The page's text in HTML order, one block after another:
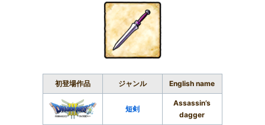
初登場作品 ジャンル English name
短剣
Assassin’s
dagger